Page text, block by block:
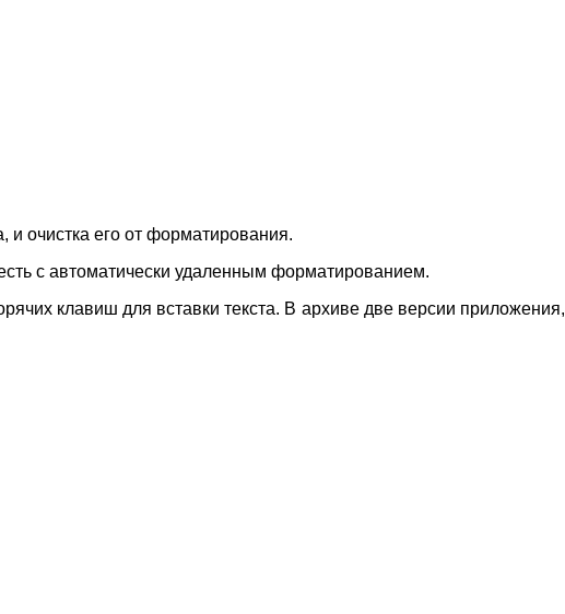
и очистка его от форматирования.
с автоматически удаленным форматированием.
клавиш для вставки текста. В архиве две версии приложения,